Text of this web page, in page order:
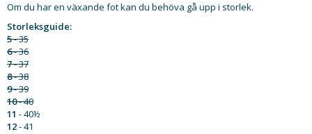
Om du har en växande fot kan du behöva gå upp i storlek.
Storleksguide:
5- 35
6- 36
7- 37
8- 38
9- 39
10- 40
11 - 40½
12- 41